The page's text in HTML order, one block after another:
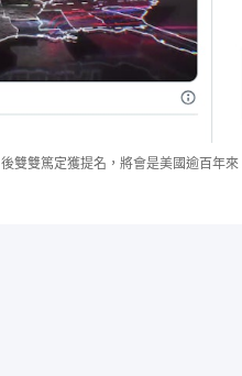
雙雙篤定獲提名，將會是美國逾百年來